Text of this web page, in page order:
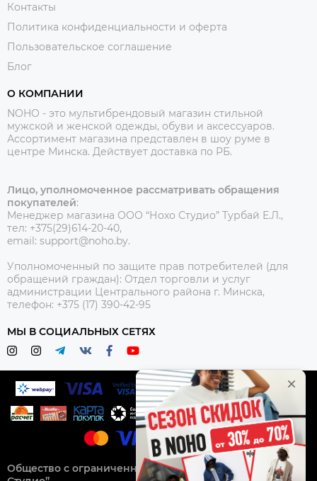
Контакты
Политика конфиденциальности и оферта
Пользовательское соглашение
Блог
О КОМПАНИИ
NOHO - это мультибрендовый магазин стильной
мужской и женской одежды, обуви и аксессуаров.
Ассортимент магазина представлен в шоу руме в
центре Минска. Действует доставка по РБ.
Лицо, уполномоченное рассматривать обращения
покупателей:
Менеджер магазина ООО “Нохо Студио” Турбай Е.Л.,
тел: +375(29)614-20-40,
email: support@noho.by.
Уполномоченный по защите прав потребителей (для
обращений граждан): Отдел торговли и услуг
администрации Центрального района г. Минска,
телефон: +375 (17) 390-42-95
МЫ В СОЦИАЛЬНЫХ СЕТЯХ
Общество с ограниченной ответственностью “Нохо